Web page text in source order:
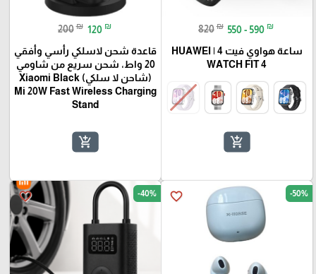
820 ₪ 550 - 590 ₪
ساعة هواوي فيت 4 | HUAWEI
WATCH FIT 4
add_shopping_cart
200 ₪ 120 ₪
قاعدة شحن لاسلكي رأسي وأفقي
20 واط، شحن سريع من شاومي
(شاحن لا سلكي) Xiaomi Black
Mi 20W Fast Wireless Charging
Stand
add_shopping_cart
favorite_border -50%
favorite_border -40%